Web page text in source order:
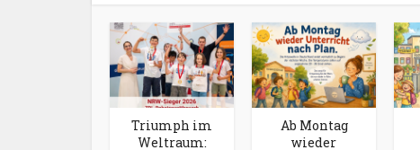
Triumph im
Weltraum:
Ab Montag
wieder